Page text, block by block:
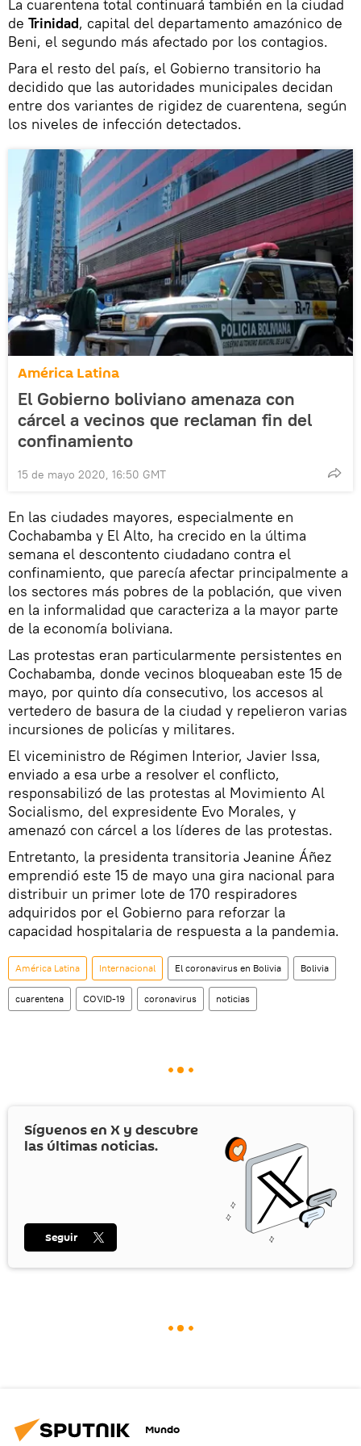
La cuarentena total continuará también en la ciudad
de Trinidad, capital del departamento amazónico de
Beni, el segundo más afectado por los contagios.
Para el resto del país, el Gobierno transitorio ha
decidido que las autoridades municipales decidan
entre dos variantes de rigidez de cuarentena, según
los niveles de infección detectados.
América Latina
El Gobierno boliviano amenaza con
cárcel a vecinos que reclaman fin del
confinamiento
15 de mayo 2020, 16:50 GMT
En las ciudades mayores, especialmente en
Cochabamba y El Alto, ha crecido en la última
semana el descontento ciudadano contra el
confinamiento, que parecía afectar principalmente a
los sectores más pobres de la población, que viven
en la informalidad que caracteriza a la mayor parte
de la economía boliviana.
Las protestas eran particularmente persistentes en
Cochabamba, donde vecinos bloqueaban este 15 de
mayo, por quinto día consecutivo, los accesos al
vertedero de basura de la ciudad y repelieron varias
incursiones de policías y militares.
El viceministro de Régimen Interior, Javier Issa,
enviado a esa urbe a resolver el conflicto,
responsabilizó de las protestas al Movimiento Al
Socialismo, del expresidente Evo Morales, y
amenazó con cárcel a los líderes de las protestas.
Entretanto, la presidenta transitoria Jeanine Áñez
emprendió este 15 de mayo una gira nacional para
distribuir un primer lote de 170 respiradores
adquiridos por el Gobierno para reforzar la
capacidad hospitalaria de respuesta a la pandemia.
América Latina Internacional El coronavirus en Bolivia Bolivia
cuarentena COVID-19 coronavirus noticias
Síguenos en X y descubre
las últimas noticias.
Seguir
Mundo